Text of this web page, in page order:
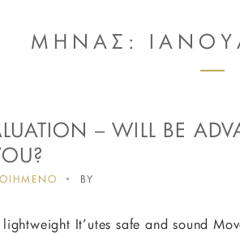
ΜΗΝΑΣ:
– WILL BE
BY
It’utes safe and sound